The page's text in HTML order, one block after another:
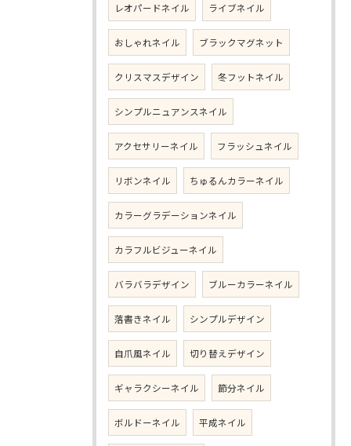
レオパードネイル ライブネイル
おしゃれネイル ブラックマグネット
クリスマスデザイン 冬フットネイル
シンプルニュアンスネイル
アクセサリーネイル フラッシュネイル
リボンネイル ちゅるんカラーネイル
カラーグラデーションネイル
カラフルビジューネイル
バラバラデザイン ブルーカラーネイル
落書きネイル シンプルデザイン
自爪風ネイル 切り替えデザイン
ギャラクシーネイル 節分ネイル
ボルドーネイル 平成ネイル